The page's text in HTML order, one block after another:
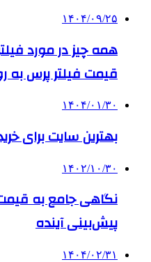
۱۴۰۴/۰۹/۲۵
همه چیز در مورد
قیمت فیلتر پرس به
۱۴۰۴/۰۱/۳۰
بهترین سایت برای
۱۴۰۲/۱۰/۳۰
نگاهی جامع به قیمت
پیش‌بینی آینده
۱۴۰۴/۰۲/۳۱